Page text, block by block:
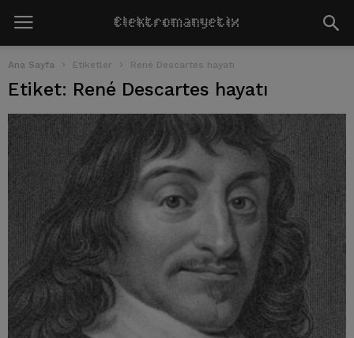
Ana Sayfa Etiketler René Descartes hayatı
Etiket: René Descartes hayatı